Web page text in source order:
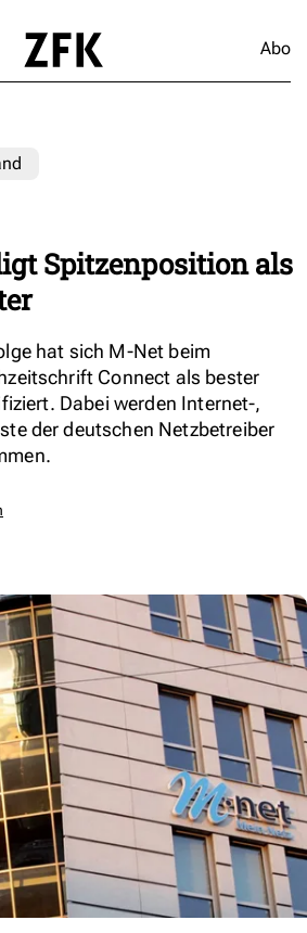
Abo
Spitzenposition als
hat sich M-Net beim
Connect als bester
Dabei werden Internet-,
der deutschen Netzbetreiber